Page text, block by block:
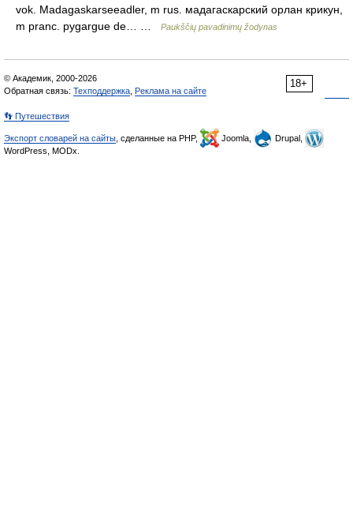
vok. Madagaskarseeadler, m rus. мадагаскарский орлан крикун,
m pranc. pygargue de… …
Paukščių pavadinimų žodynas
18+
© Академик, 2000-2026
Обратная связь: Техподдержка Реклама на сайте
👣 Путешествия
Экспорт словарей на сайты , сделанные на PHP, Joomla,
Drupal,
WordPress, MODx.